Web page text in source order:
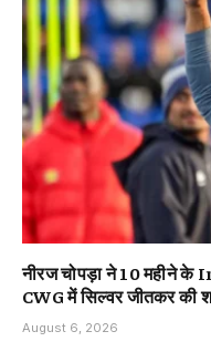
नीरज चोपड़ा ने 10 महीने के
CWG में सिल्वर जीतकर की
August 6, 2026